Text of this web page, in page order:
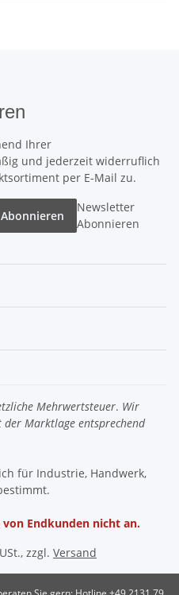
Ihrer
und jederzeit widerruflich
per E-Mail zu.
Abonnieren
Newsletter
Abonnieren
Mehrwertsteuer. Wir
der Marktlage entsprechend
für Industrie, Handwerk,
Endkunden nicht an.
zzgl. Versand